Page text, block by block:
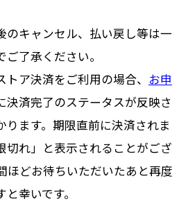
のキャンセル、払い戻し等は一
了承ください。
トア決済をご利用の場合、 お申
決済完了のステータスが反映さ
ります。期限直前に決済されま
切れ」と表示されることがござ
ほどお待ちいただいたあと再度
幸いです。